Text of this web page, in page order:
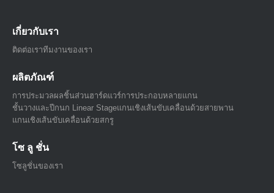
เกี่ยวกับเรา
ติดต่อเราทีมงานของเรา
ผลิตภัณฑ์
การประมวลผลชิ้นส่วนฮาร์ดแวร์การประกอบหลายแกน
ชั้นวางและปีกนก Linear Stageแกนเชิงเส้นขับเคลื่อนด้วยสายพาน
แกนเชิงเส้นขับเคลื่อนด้วยสกรู
โซ ลู ชั่น
โซลูชั่นของเรา